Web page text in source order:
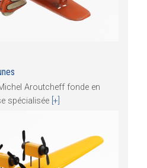
Aroutcheff fonde en
spécialisée [+]